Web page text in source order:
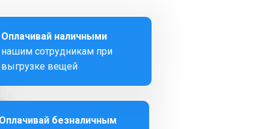
Оплачивай безналичным
Оплачивай наличными
нашим сотрудникам при
выгрузке вещей